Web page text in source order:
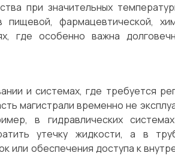
при значительных
фармацевтической,
где особенно важна
и системах, где требуется
магистрали временно не
в гидравлических
утечку жидкости, а в
или обеспечения доступа к